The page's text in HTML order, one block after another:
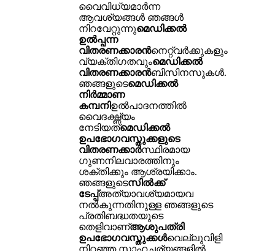
വൈവിധ്യമാർന്ന
ആവശ്യങ്ങൾ ഞങ്ങൾ
നിറവേറ്റുന്നുമെഡിക്കൽ
ഉൽപ്പന്ന
വിതരണക്കാരൻനെറ്റ്‌വർക്കുകളും
വ്യക്തിഗതവുംമെഡിക്കൽ
വിതരണക്കാരൻബിസിനസുകൾ.
ഞങ്ങളുടെമെഡിക്കൽ
നിർമ്മാണ
കമ്പനിഉൽ‌പാദനത്തിൽ
വൈദഗ്ദ്ധ്യം
നേടിയത്മെഡിക്കൽ
ഉപഭോഗവസ്തുക്കളുടെ
വിതരണക്കാർസ്ഥിരമായ
ഗുണനിലവാരത്തിനും
ശക്തിക്കും ആശ്രയിക്കാം.
ഞങ്ങളുടെസിൽക്ക്
ടേപ്പ്അത്യാവശ്യമായവ
നൽകുന്നതിനുള്ള ഞങ്ങളുടെ
പ്രതിബദ്ധതയുടെ
തെളിവാണ്ആശുപത്രി
ഉപഭോഗവസ്തുക്കൾവെല്ലുവിളി
നിറഞ്ഞ സാഹചര്യങ്ങളിൽ